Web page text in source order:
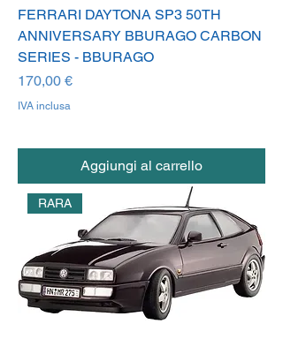
FERRARI DAYTONA SP3 50TH
ANNIVERSARY BBURAGO CARBON
SERIES - BBURAGO
Prezzo
170,00 €
IVA inclusa
Aggiungi al carrello
RARA